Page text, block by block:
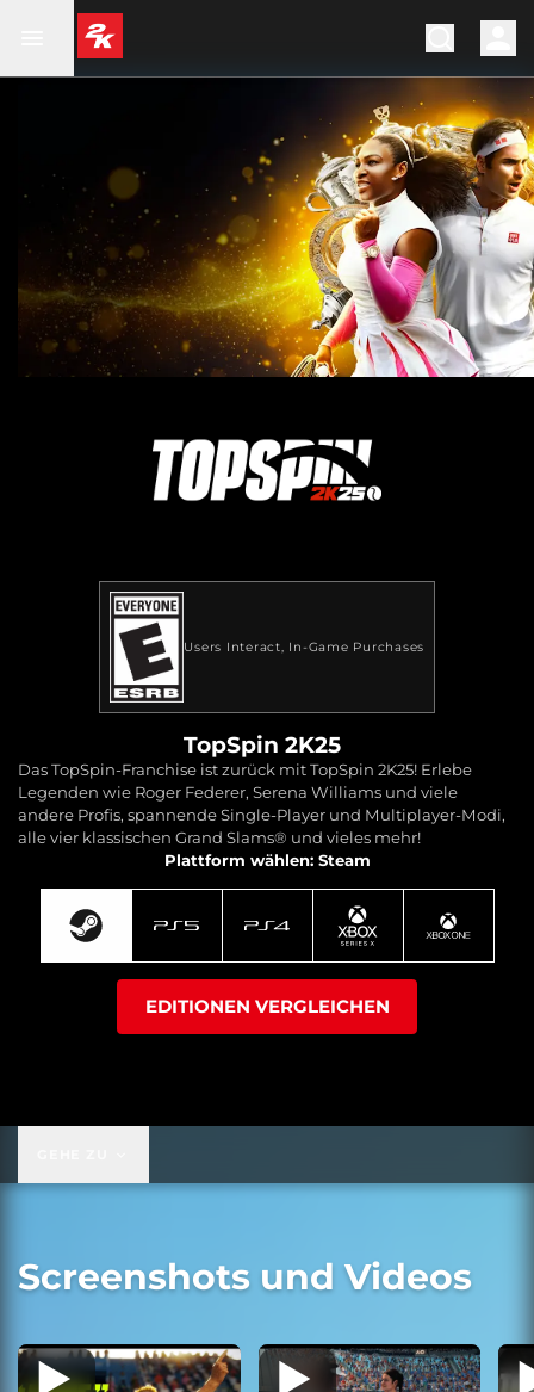
Users Interact In-Game Purchases
TopSpin 2K25
Das TopSpin-Franchise ist zurück mit TopSpin 2K25! Erlebe
Legenden wie Roger Federer, Serena Williams und viele
andere Profis, spannende Single-Player und Multiplayer-Modi,
alle vier klassischen Grand Slams® und vieles mehr!
Plattform wählen: Steam
EDITIONEN VERGLEICHEN
Screenshots und Videos